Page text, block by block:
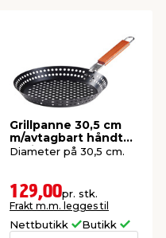
Grillpanne 30,5 cm
m/avtagbart håndtak
- Grillexpert
Diameter på 30,5 cm.
129,00pr. stk.
Frakt m.m. legges til
Nettbutikk Butikk